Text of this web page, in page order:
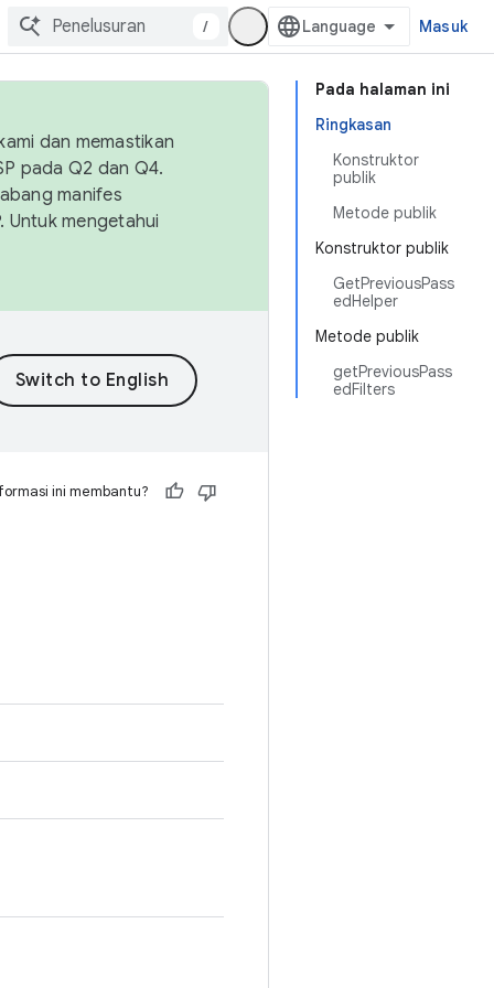
/ Masuk
Pada halaman ini
Ringkasan
Konstruktor
publik
Metode publik
Konstruktor publik
GetPreviousPass
edHelper
Metode publik
getPreviousPass
edFilters
dan memastikan
pada Q2 dan Q4.
manifes
Untuk mengetahui
ini membantu?